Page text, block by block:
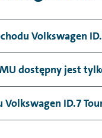
Volkswagen
dostępny jest
ID.7